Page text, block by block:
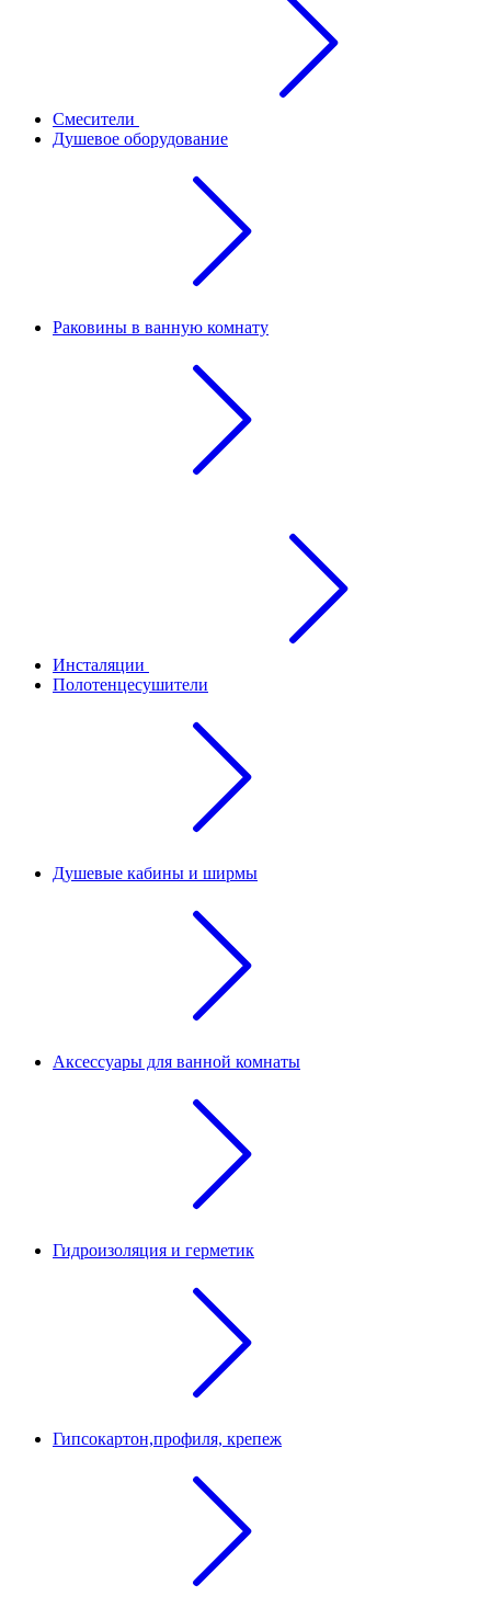
Смесители
Душевое оборудование
Раковины в ванную комнату
Инсталяции
Полотенцесушители
Душевые кабины и ширмы
Аксессуары для ванной комнаты
Гидроизоляция и герметик
Гипсокартон,профиля, крепеж